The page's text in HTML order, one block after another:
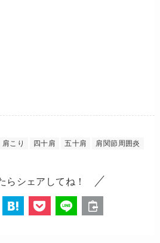
肩こり 四十肩 五十肩 肩関節周囲炎
らシェアしてね！